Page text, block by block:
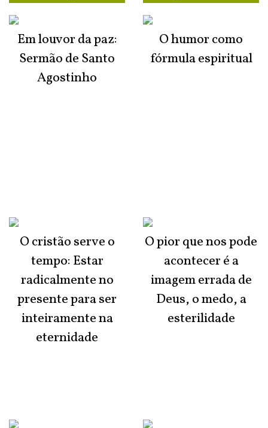
Em louvor da paz:
Sermão de Santo
Agostinho
O cristão serve o
tempo: Estar
radicalmente no
presente para ser
inteiramente na
eternidade
O humor como
fórmula espiritual
O pior que nos pode
acontecer é a
imagem errada de
Deus, o medo, a
esterilidade